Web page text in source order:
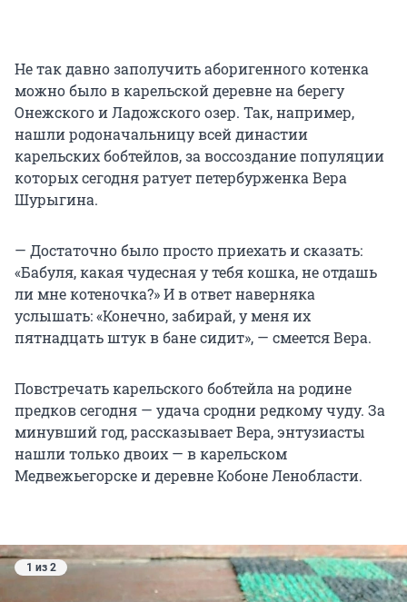
Не так давно заполучить аборигенного котенка
можно было в карельской деревне на берегу
Онежского и Ладожского озер. Так, например,
нашли родоначальницу всей династии
карельских бобтейлов, за воссоздание популяции
которых сегодня ратует петербурженка Вера
Шурыгина.
— Достаточно было просто приехать и сказать:
«Бабуля, какая чудесная у тебя кошка, не отдашь
ли мне котеночка?» И в ответ наверняка
услышать: «Конечно, забирай, у меня их
пятнадцать штук в бане сидит», — смеется Вера.
Повстречать карельского бобтейла на родине
предков сегодня — удача сродни редкому чуду. За
минувший год, рассказывает Вера, энтузиасты
нашли только двоих — в карельском
Медвежьегорске и деревне Кобоне Ленобласти.
1 из 2